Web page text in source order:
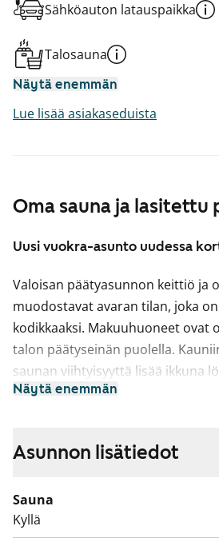
Oma sauna ja lasitettu
Uusi vuokra-asunto uudessa
Valoisan päätyasunnon keittiö ja
muodostavat avaran tilan, joka
kodikkaaksi. Makuuhuoneet ovat
talon päätyseinän puolella.
saunan viihtyisyyttä lisää ikkuna
Olohuoneesta on käynti
kaapistot ovat valkoiset ja
laatoitettu valkoisella kiiltävällä
käyttäen. Työtaso on valkaistun
Näytä enemmän
Sähköauton latauspaikka
Talosauna
Näytä enemmän
Lue lisää asiakaseduista
Asunnon lisätiedot
Sauna
Kyllä